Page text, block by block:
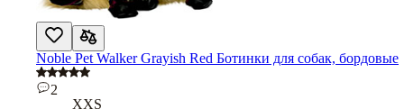
Noble Pet Walker Grayish Red Ботинки для собак, бордовые
2
XXS